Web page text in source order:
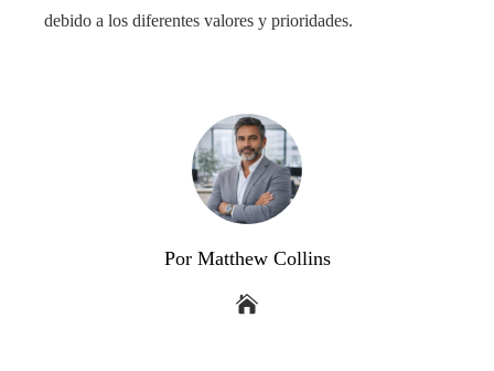
debido a los diferentes valores y prioridades.
Por Matthew Collins